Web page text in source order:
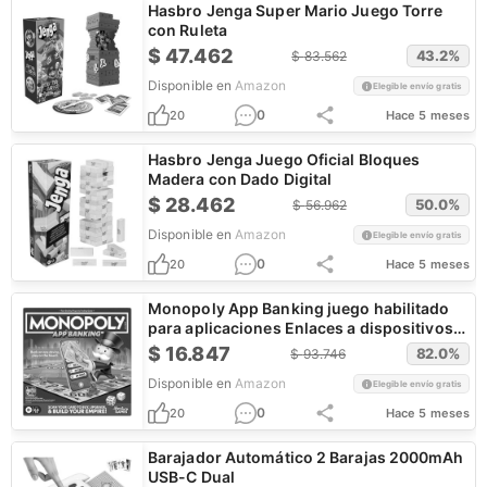
Hasbro Jenga Super Mario Juego Torre
con Ruleta
$47.462 $83.562 43.2%
Disponible en Amazon Elegible envío gratis
20 0 Hace 5 meses
Hasbro Jenga Juego Oficial Bloques
Madera con Dado Digital
$ 28.462 $56.962 50.0%
Disponible en Amazon Elegible envío gratis
20 0 Hace 5 meses
Monopoly App Banking juego habilitado
para aplicaciones Enlaces a dispositivos
inteligentes
$16.847 $93.746 82.0%
Disponible en Amazon Elegible envío gratis
20 0 Hace 5 meses
Barajador Automático 2 Barajas 2000mAh
USB-C Dual